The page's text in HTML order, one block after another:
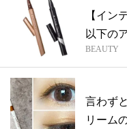
【イン
以下の
BEAUTY
言わず
リーム